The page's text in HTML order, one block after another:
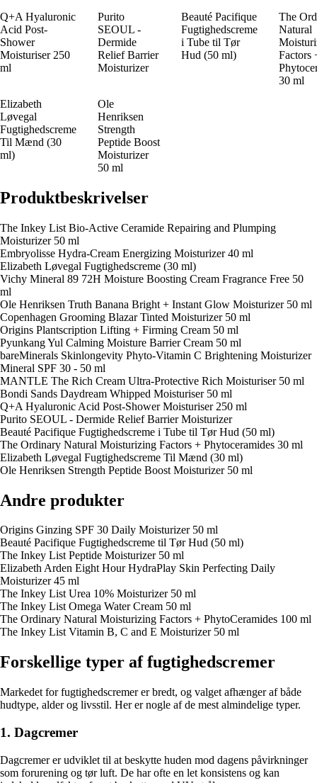
Q+A Hyaluronic
Acid Post-
Shower
Moisturiser 250
ml
Purito
SEOUL -
Dermide
Relief Barrier
Moisturizer
Beauté Pacifique
Fugtighedscreme
i Tube til Tør
Hud (50 ml)
The
Natural
Factors
30 ml
Elizabeth
Løvegal
Fugtighedscreme
Til Mænd (30
ml)
Ole
Henriksen
Strength
Peptide Boost
Moisturizer
50 ml
Produktbeskrivelser
The Inkey List Bio-Active Ceramide Repairing and Plumping
Moisturizer 50 ml
Embryolisse Hydra-Cream Energizing Moisturizer 40 ml
Elizabeth Løvegal Fugtighedscreme (30 ml)
Vichy Mineral 89 72H Moisture Boosting Cream Fragrance Free 50
ml
Ole Henriksen Truth Banana Bright + Instant Glow Moisturizer 50 ml
Copenhagen Grooming Blazar Tinted Moisturizer 50 ml
Origins Plantscription Lifting + Firming Cream 50 ml
Pyunkang Yul Calming Moisture Barrier Cream 50 ml
bareMinerals Skinlongevity Phyto-Vitamin C Brightening Moisturizer
Mineral SPF 30 - 50 ml
MANTLE The Rich Cream Ultra-Protective Rich Moisturiser 50 ml
Bondi Sands Daydream Whipped Moisturiser 50 ml
Q+A Hyaluronic Acid Post-Shower Moisturiser 250 ml
Purito SEOUL - Dermide Relief Barrier Moisturizer
Beauté Pacifique Fugtighedscreme i Tube til Tør Hud (50 ml)
The Ordinary Natural Moisturizing Factors + Phytoceramides 30 ml
Elizabeth Løvegal Fugtighedscreme Til Mænd (30 ml)
Ole Henriksen Strength Peptide Boost Moisturizer 50 ml
Andre produkter
Origins Ginzing SPF 30 Daily Moisturizer 50 ml
Beauté Pacifique Fugtighedscreme til Tør Hud (50 ml)
The Inkey List Peptide Moisturizer 50 ml
Elizabeth Arden Eight Hour HydraPlay Skin Perfecting Daily
Moisturizer 45 ml
The Inkey List Urea 10% Moisturizer 50 ml
The Inkey List Omega Water Cream 50 ml
The Ordinary Natural Moisturizing Factors + PhytoCeramides 100 ml
The Inkey List Vitamin B, C and E Moisturizer 50 ml
Forskellige typer af fugtighedscremer
Markedet for fugtighedscremer er bredt, og valget afhænger af både
hudtype, alder og livsstil. Her er nogle af de mest almindelige typer.
1. Dagcremer
Dagcremer er udviklet til at beskytte huden mod dagens påvirkninger
som forurening og tør luft. De har ofte en let konsistens og kan